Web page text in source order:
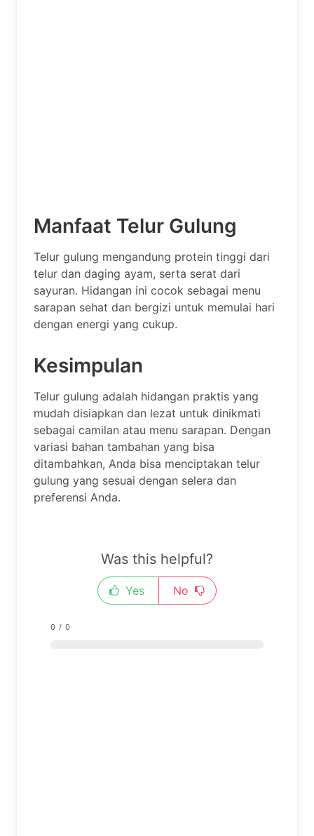
Manfaat Telur Gulung
Telur gulung mengandung protein tinggi dari
telur dan daging ayam, serta serat dari
sayuran. Hidangan ini cocok sebagai menu
sarapan sehat dan bergizi untuk memulai hari
dengan energi yang cukup.
Kesimpulan
Telur gulung adalah hidangan praktis yang
mudah disiapkan dan lezat untuk dinikmati
sebagai camilan atau menu sarapan. Dengan
variasi bahan tambahan yang bisa
ditambahkan, Anda bisa menciptakan telur
gulung yang sesuai dengan selera dan
preferensi Anda.
Was this helpful?
Yes No
0 / 0